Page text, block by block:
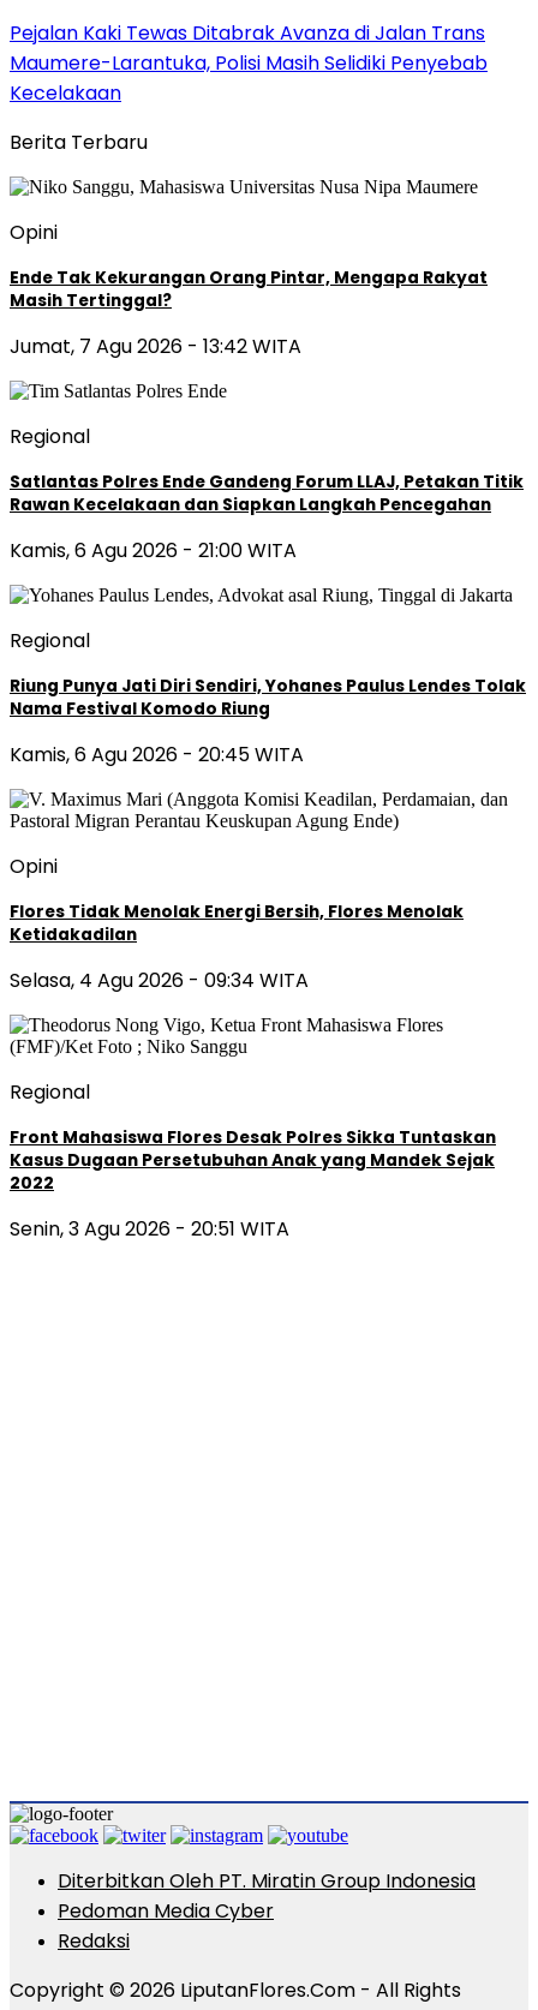
Pejalan Kaki Tewas Ditabrak Avanza di Jalan Trans
Maumere-Larantuka, Polisi Masih Selidiki Penyebab
Kecelakaan
Berita Terbaru
Opini
Ende Tak Kekurangan Orang Pintar, Mengapa Rakyat
Masih Tertinggal?
Jumat, 7 Agu 2026 - 13:42 WITA
Regional
Satlantas Polres Ende Gandeng Forum LLAJ, Petakan Titik
Rawan Kecelakaan dan Siapkan Langkah Pencegahan
Kamis, 6 Agu 2026 - 21:00 WITA
Regional
Riung Punya Jati Diri Sendiri, Yohanes Paulus Lendes Tolak
Nama Festival Komodo Riung
Kamis, 6 Agu 2026 - 20:45 WITA
Opini
Flores Tidak Menolak Energi Bersih, Flores Menolak
Ketidakadilan
Selasa, 4 Agu 2026 - 09:34 WITA
Regional
Front Mahasiswa Flores Desak Polres Sikka Tuntaskan
Kasus Dugaan Persetubuhan Anak yang Mandek Sejak
2022
Senin, 3 Agu 2026 - 20:51 WITA
Diterbitkan Oleh PT. Miratin Group Indonesia
Pedoman Media Cyber
Redaksi
Copyright © 2026 LiputanFlores.Com - All Rights